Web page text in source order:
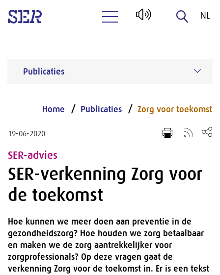
NL
Publicaties
Home Publicaties Zorg voor toekomst
19-06-2020
SER-advies
SER-verkenning Zorg voor
de toekomst
Hoe kunnen we meer doen aan preventie in de
gezondheidszorg? Hoe houden we zorg betaalbaar
en maken we de zorg aantrekkelijker voor
zorgprofessionals? Op deze vragen gaat de
verkenning Zorg voor de toekomst in. Er is een tekst